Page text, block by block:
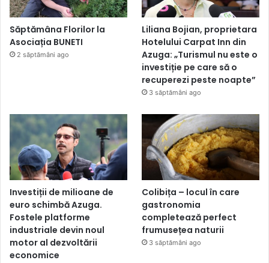
Săptămâna Florilor la
Asociația BUNETI
2 săptămâni ago
Liliana Bojian, proprietara
Hotelului Carpat Inn din
Azuga: „Turismul nu este o
investiție pe care să o
recuperezi peste noapte”
3 săptămâni ago
Investiții de milioane de
euro schimbă Azuga.
Fostele platforme
industriale devin noul
motor al dezvoltării
economice
Colibița – locul în care
gastronomia
completează perfect
frumusețea naturii
3 săptămâni ago